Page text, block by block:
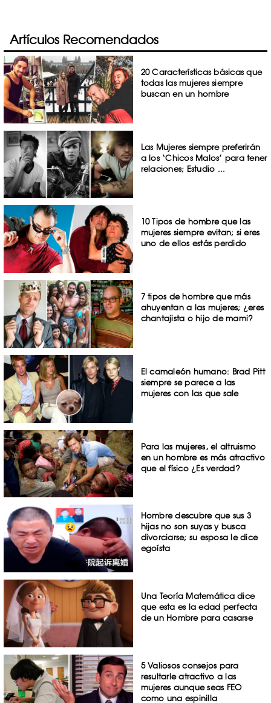
Artículos Recomendados
20 Características básicas que
todas las mujeres siempre
buscan en un hombre
Las Mujeres siempre preferirán
a los ‘Chicos Malos’ para tener
relaciones; Estudio ...
10 Tipos de hombre que las
mujeres siempre evitan; si eres
uno de ellos estás perdido
7 tipos de hombre que más
ahuyentan a las mujeres; ¿eres
chantajista o hijo de mami?
El camaleón humano: Brad Pitt
siempre se parece a las
mujeres con las que sale
Para las mujeres, el altruismo
en un hombre es más atractivo
que el físico ¿Es verdad?
Hombre descubre que sus 3
hijas no son suyas y busca
divorciarse; su esposa le dice
egoísta
Una Teoría Matemática dice
que esta es la edad perfecta
de un Hombre para casarse
5 Valiosos consejos para
resultarle atractivo a las
mujeres aunque seas FEO
como una espinilla